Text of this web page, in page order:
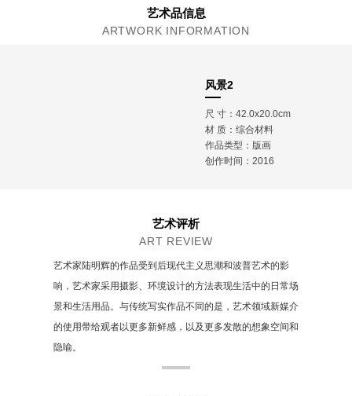
艺术品信息
ARTWORK INFORMATION
风景2
尺 寸：42.0x20.0cm
材 质： 综合材料
作品类型：版画
创作时间：2016
艺术评析
ART REVIEW
艺术家陆明辉的作品受到后现代主义思潮和波普艺术的影
响，艺术家采用摄影、环境设计的方法表现生活中的日常场
景和生活用品。与传统写实作品不同的是，艺术领域新媒介
的使用带给观者以更多新鲜感，以及更多发散的想象空间和
隐喻。